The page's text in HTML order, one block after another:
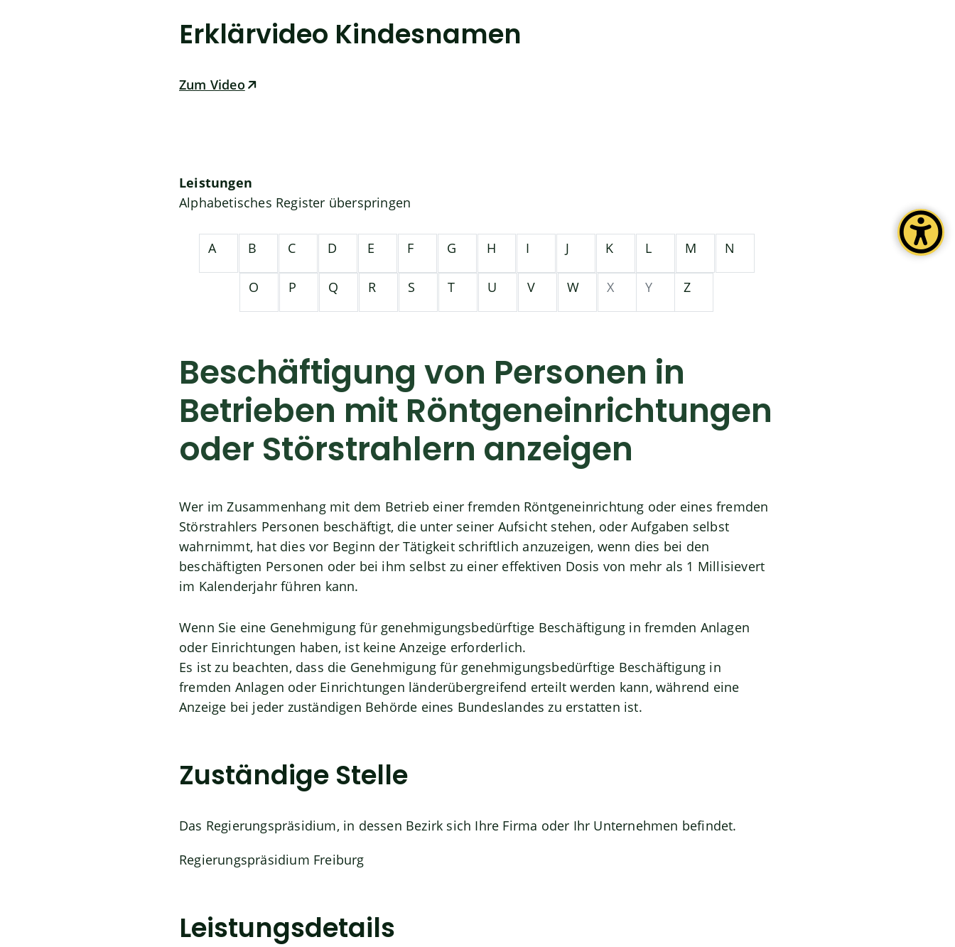
Erklärvideo Kindesnamen
Zum Video
Leistungen
Alphabetisches Register überspringen
A B C D E F G H I J K L M N
O P Q R S T U V W X Y Z
Beschäftigung von Personen in
Betrieben mit Röntgeneinrichtungen
oder Störstrahlern anzeigen
Wer im Zusammenhang mit dem Betrieb einer fremden Röntgeneinrichtung oder eines fremden
Störstrahlers Personen beschäftigt, die unter seiner Aufsicht stehen, oder Aufgaben selbst
wahrnimmt, hat dies vor Beginn der Tätigkeit schriftlich anzuzeigen, wenn dies bei den
beschäftigten Personen oder bei ihm selbst zu einer effektiven Dosis von mehr als 1 Millisievert
im Kalenderjahr führen kann.
Wenn Sie eine Genehmigung für genehmigungsbedürftige Beschäftigung in fremden Anlagen
oder Einrichtungen haben, ist keine Anzeige erforderlich.
Es ist zu beachten, dass die Genehmigungfür genehmigungsbedürftige Beschäftigung in
fremden Anlagen oder Einrichtungen länderübergreifend erteilt werden kann, während eine
Anzeige bei jeder zuständigen Behörde eines Bundeslandes zu erstatten ist.
Zuständige Stelle
Das Regierungspräsidium, in dessen Bezirk sich Ihre Firma oder Ihr Unternehmen befindet.
Regierungspräsidium Freiburg
Leistungsdetails